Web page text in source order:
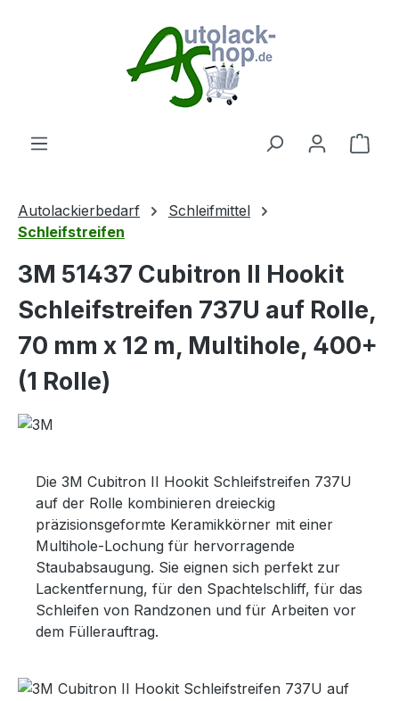
Autolackierbedarf
Schleifmittel
Schleifstreifen
3M 51437 Cubitron II Hookit
Schleifstreifen 737U auf Rolle,
70 mm x 12 m, Multihole, 400+
(1 Rolle)
Die 3M Cubitron II Hookit Schleifstreifen 737U
auf der Rolle kombinieren dreieckig
präzisionsgeformte Keramikkörner mit einer
Multihole-Lochung für hervorragende
Staubabsaugung. Sie eignen sich perfekt zur
Lackentfernung, für den Spachtelschliff, für das
Schleifen von Randzonen und für Arbeiten vor
dem Füllerauftrag.
Bildergalerie überspringen